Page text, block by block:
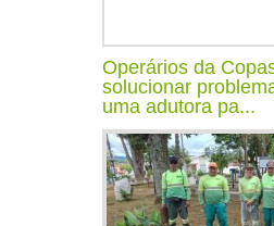
Operários da
solucionar
uma adutora pa...